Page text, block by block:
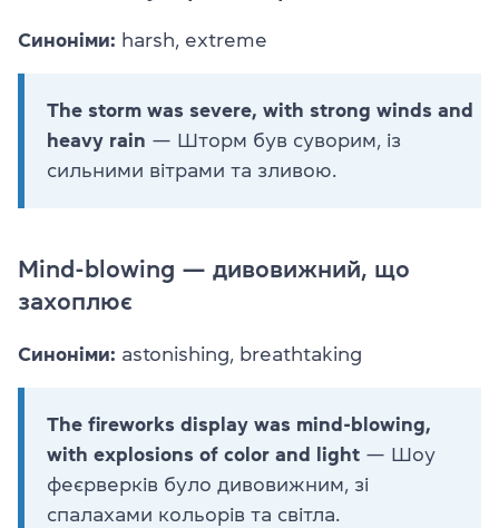
Синоніми: harsh, extreme
The storm was severe, with strong winds and
heavy rain — Шторм був суворим, із
сильними вітрами та зливою.
Mind-blowing — дивовижний, що
захоплює
Синоніми: astonishing, breathtaking
The fireworks display was mind-blowing,
with explosions of color and light — Шоу
феєрверків було дивовижним, зі
спалахами кольорів та світла.